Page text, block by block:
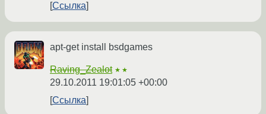
Ссылка
apt-get install bsdgames
Raving_Zealot ★★
29.10.2011 19:01:05 +00:00
Ссылка